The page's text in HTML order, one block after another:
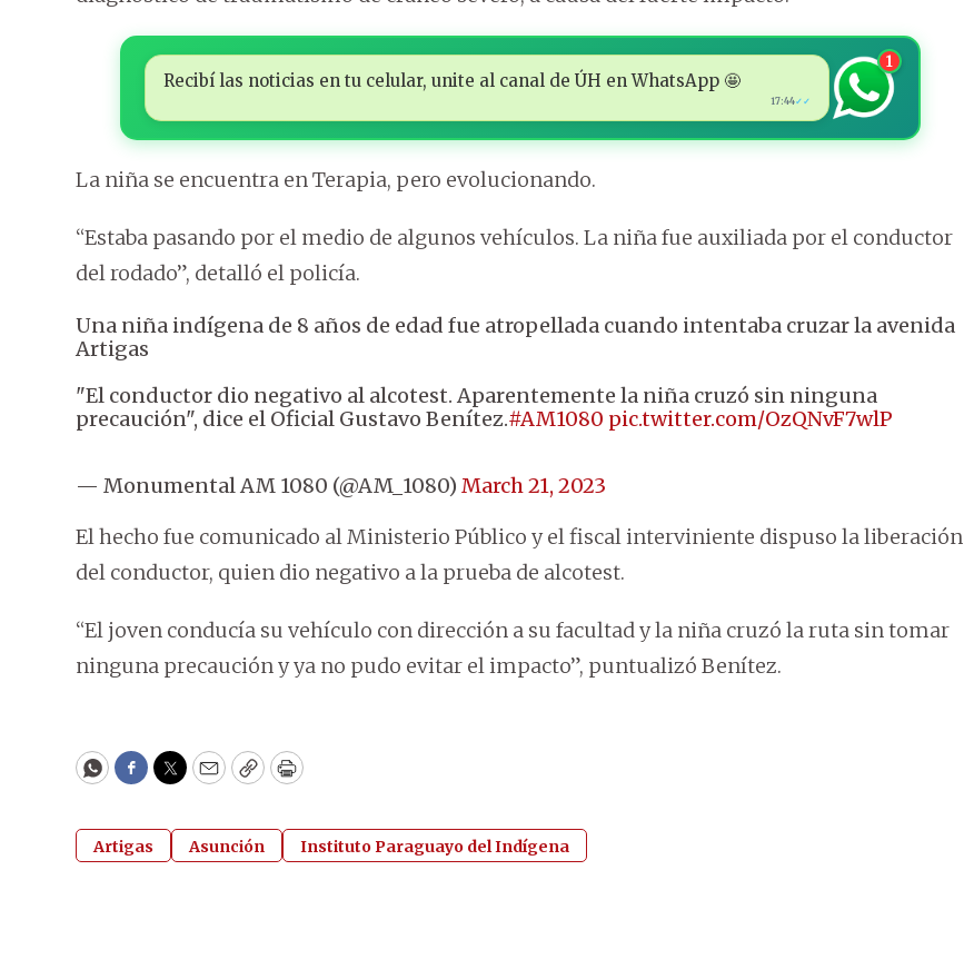
Recibí las noticias en tu celular, unite al canal de ÚH en WhatsApp 🤩
17:44✓✓
1
La niña se encuentra en Terapia, pero evolucionando.
“Estaba pasando por el medio de algunos vehículos. La niña fue auxiliada por el conductor
del rodado”, detalló el policía.
Una niña indígena de 8 años de edad fue atropellada cuando intentaba cruzar la avenida
Artigas
"El conductor dio negativo al alcotest. Aparentemente la niña cruzó sin ninguna
precaución", dice el Oficial Gustavo Benítez.#AM1080 pic.twitter.com/OzQNvF7wlP
— Monumental AM 1080 (@AM_1080) March 21, 2023
El hecho fue comunicado al Ministerio Público y el fiscal interviniente dispuso la liberación
del conductor, quien dio negativo a la prueba de alcotest.
“El joven conducía su vehículo con dirección a su facultad y la niña cruzó la ruta sin tomar
ninguna precaución y ya no pudo evitar el impacto”, puntualizó Benítez.
WhatsApp
Facebook
Twitter
EmailCopyPrint
Artigas Asunción Instituto Paraguayo del Indígena